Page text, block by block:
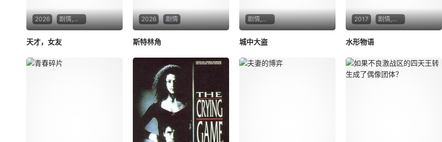
2026 剧情,爱情
天才，女友
2026 剧情
斯特林角
剧情,惊悚,犯罪
城中大盗
2017 剧情,爱情,奇幻
水形物语